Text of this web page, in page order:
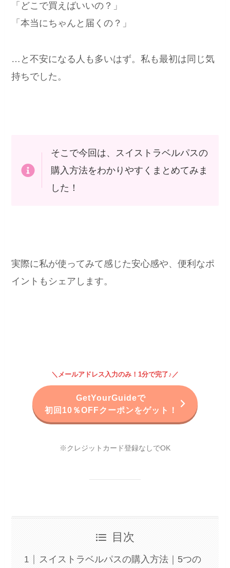
「どこで買えばいいの？」
「本当にちゃんと届くの？」
…と不安になる人も多いはず。私も最初は同じ気
持ちでした。
そこで今回は、スイストラベルパスの
購入方法をわかりやすくまとめてみま
した！
実際に私が使ってみて感じた安心感や、便利なポ
イントもシェアします。
＼メールアドレス入力のみ！1分で完了♪／
GetYourGuideで
初回10％OFFクーポンをゲット！
※クレジットカード登録なしでOK
目次
スイストラベルパスの購入方法｜5つの